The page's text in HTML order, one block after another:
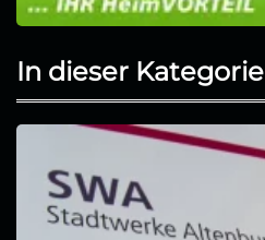
In dieser Kategorie